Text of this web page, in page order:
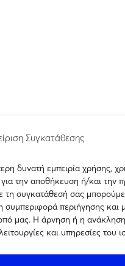
Συγκατάθεσης
δυνατή εμπειρία χρήσης,
την αποθήκευση ή/και την
τη συγκατάθεσή σας
περιήγησης και
μας. Η άρνηση ή η
και υπηρεσίες του